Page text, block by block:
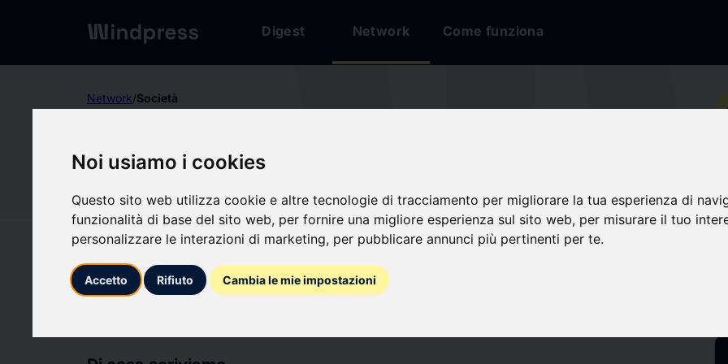
Noi usiamo i cookies
Questo sito web utilizza cookie e altre tecnologie di tracciamento per migliorare la tua esperienza di
funzionalità di base del sito web, per fornire una migliore esperienza sul sito web, per misurare il tuo
personalizzare le interazioni di marketing, per pubblicare annunci più pertinenti per te.
Accetto Rifiuto Cambia le mie impostazioni
Digest Network Come funziona
Network/Società
TR
Società
TRIBALYTE
TECHNOLOGIES
favorite Segui aggiornamenti